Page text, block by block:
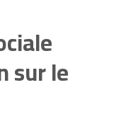
sur le